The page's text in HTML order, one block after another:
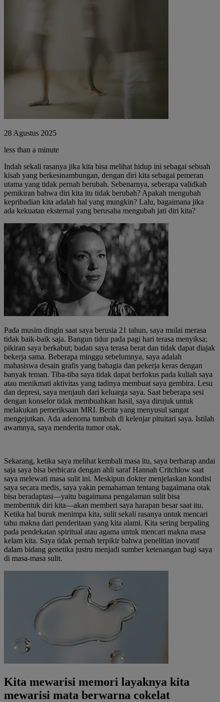
28 Agustus 2025
less than a minute
Indah sekali rasanya jika kita bisa melihat hidup ini sebagai sebuah
kisah yang berkesinambungan, dengan diri kita sebagai pemeran
utama yang tidak pernah berubah. Sebenarnya, seberapa validkah
pemikiran bahwa diri kita itu tidak berubah? Apakah mengubah
kepribadian kita adalah hal yang mungkin? Lalu, bagaimana jika
ada kekuatan eksternal yang berusaha mengubah jati diri kita?
Pada musim dingin saat saya berusia 21 tahun, saya mulai merasa
tidak baik-baik saja. Bangun tidur pada pagi hari terasa menyiksa;
pikiran saya berkabut; badan saya terasa berat dan tidak dapat diajak
bekerja sama. Beberapa minggu sebelumnya, saya adalah
mahasiswa desain grafis yang bahagia dan pekerja keras dengan
banyak teman. Tiba-tiba saya tidak dapat berfokus pada kuliah saya
atau menikmati aktivitas yang tadinya membuat saya gembira. Lesu
dan depresi, saya menjauh dari keluarga saya. Saat beberapa sesi
dengan konselor tidak membuahkan hasil, saya dirujuk untuk
melakukan pemeriksaan MRI. Berita yang menyusul sangat
mengejutkan. Ada adenoma tumbuh di kelenjar pituitari saya. Istilah
awamnya, saya menderita tumor otak.
Sekarang, ketika saya melihat kembali masa itu, saya berharap andai
saja saya bisa berbicara dengan ahli saraf Hannah Critchlow saat
saya melewati masa sulit ini. Meskipun dokter menjelaskan kondisi
saya secara medis, saya yakin pemahaman tentang bagaimana otak
bisa beradaptasi—yaitu bagaimana pengalaman sulit bisa
membentuk diri kita—akan memberi saya harapan besar saat itu.
Ketika hal buruk menimpa kita, sulit sekali rasanya untuk mencari
tahu makna dari penderitaan yang kita alami. Kita sering berpaling
pada pendekatan spiritual atau agama untuk mencari makna masa
kelam kita. Saya tidak pernah terpikir bahwa penelitian inovatif
dalam bidang genetika justru menjadi sumber ketenangan bagi saya
di masa-masa sulit.
Kita mewarisi memori layaknya kita
mewarisi mata berwarna cokelat